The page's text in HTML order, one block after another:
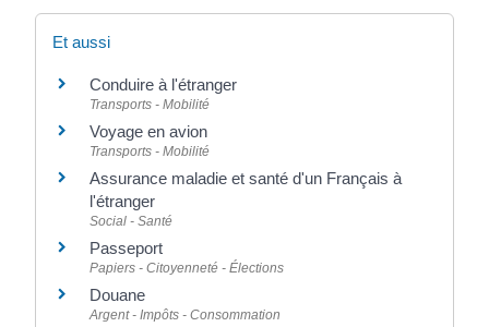
Et aussi
Conduire à l'étranger
Transports - Mobilité
Voyage en avion
Transports - Mobilité
Assurance maladie et santé d'un Français à
l'étranger
Social - Santé
Passeport
Papiers - Citoyenneté - Élections
Douane
Argent - Impôts - Consommation